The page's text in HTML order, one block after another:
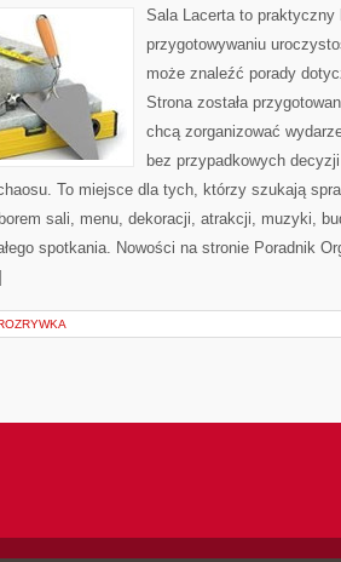
Sala Lacerta to praktyczny
przygotowywaniu
może znaleźć porady
Strona została
chcą zorganizować
bez przypadkowych
To miejsce dla tych, którzy szukają
sali, menu, dekoracji, atrakcji, muzyki,
spotkania. Nowości na stronie Poradnik